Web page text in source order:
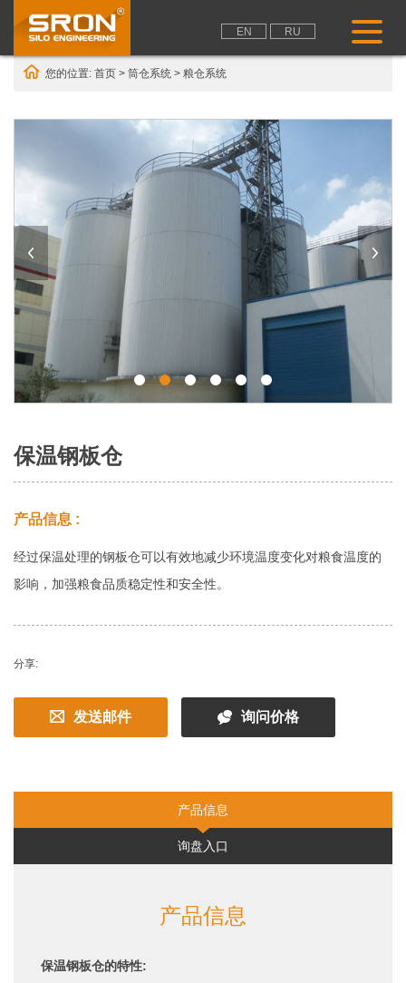
EN RU
您的位置: 首页 > 筒仓系统 > 粮仓系统
保温钢板仓
产品信息 :
经过保温处理的钢板仓可以有效地减少环境温度变化对粮食温度的
影响，加强粮食品质稳定性和安全性。
分享:
发送邮件 询问价格
产品信息
询盘入口
产品信息
保温钢板仓的特性: